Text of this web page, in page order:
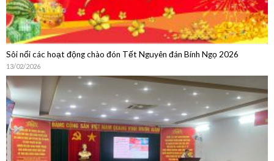
Sôi nổi các hoạt động chào đón Tết Nguyên đán Bính Ngọ 2026
13/02/2026